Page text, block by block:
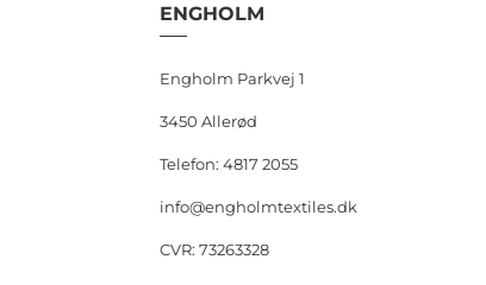
ENGHOLM
Engholm Parkvej 1
3450 Allerød
Telefon: 4817 2055
info@engholmtextiles.dk
CVR: 73263328